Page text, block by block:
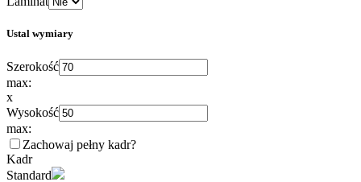
Ustal wymiary
Szerokość
max:
x
Wysokość
max:
Zachowaj pełny kadr?
Kadr
Standard